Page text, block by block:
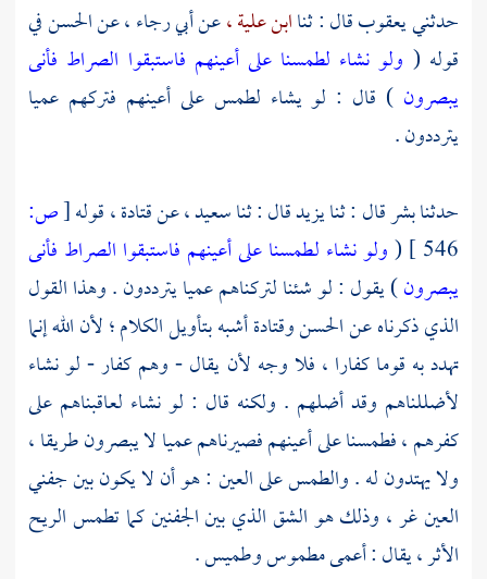
حدثنييعقوبقال : ثناابن علية ،عنأبي رجاء ،عنالحسنفي
قوله ( ولو نشاء لطمسنا على أعينهم فاستبقوا الصراط فأنى
يبصرون) قال : لو يشاء لطمس على أعينهم فتركهم عميا
يترددون .
حدثنابشرقال : ثنايزيدقال : ثناسعيد ،عنقتادة ،قوله[ص:
546 ]
(ولو نشاء لطمسنا على أعينهم فاستبقوا الصراط فأنى
يبصرون) يقول : لو شئنا لتركناهم عميا يترددون . وهذا القول
الذي ذكرناه عنالحسنوقتادةأشبه بتأويل الكلام ؛ لأن الله إنما
تهدد به قوما كفارا ، فلا وجه لأن يقال - وهم كفار - لو نشاء
لأضللناهم وقد أضلهم . ولكنه قال : لو نشاء لعاقبناهم على
كفرهم ، فطمسنا على أعينهم فصيرناهم عميا لا يبصرون طريقا ،
ولا يهتدون له . والطمس على العين : هو أن لا يكون بين جفني
العين غر ، وذلك هو الشق الذي بين الجفنين كما تطمس الريح
الأثر ، يقال : أعمى مطموس وطميس .